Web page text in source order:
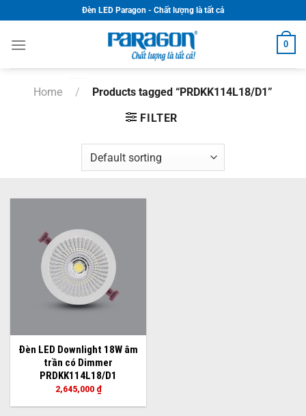
to
content
Đèn LED Paragon - Chất lượng là tất cả
0
Home /
Products tagged “PRDKK114L18/D1”
FILTER
Đèn LED Downlight 18W âm
trần có Dimmer
PRDKK114L18/D1
2,645,000 ₫